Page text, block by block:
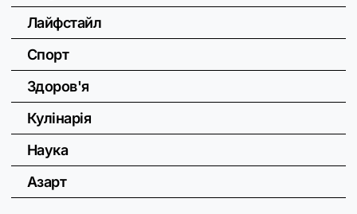
Лайфстайл
Спорт
Здоров'я
Кулінарія
Наука
Азарт